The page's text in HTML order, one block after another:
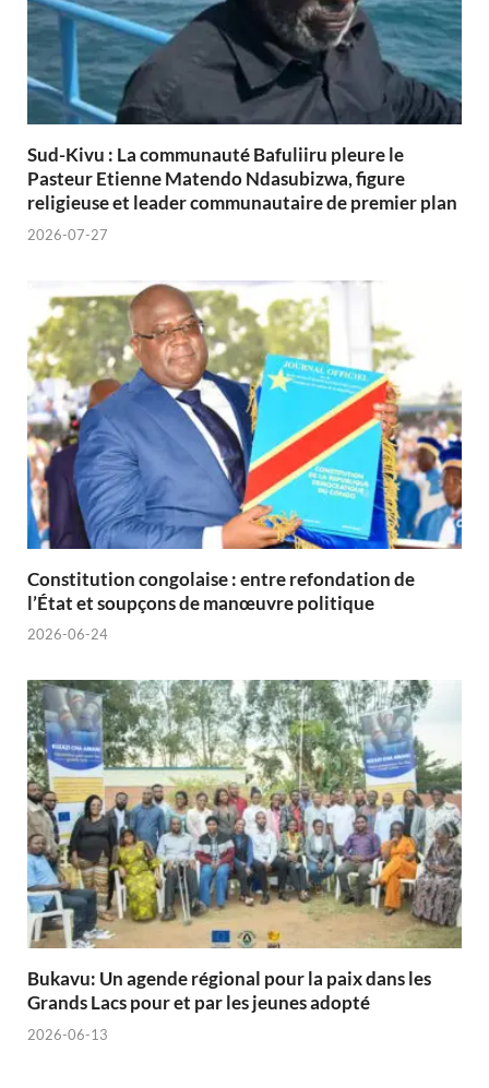
Sud-Kivu : La communauté Bafuliiru pleure le
Pasteur Etienne Matendo Ndasubizwa, figure
religieuse et leader communautaire de premier plan
2026-07-27
Constitution congolaise : entre refondation de
l’État et soupçons de manœuvre politique
2026-06-24
Bukavu: Un agende régional pour la paix dans les
Grands Lacs pour et par les jeunes adopté
2026-06-13